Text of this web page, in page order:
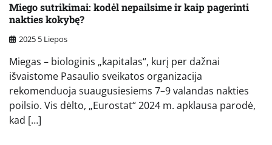
Miego sutrikimai: kodėl nepailsime ir kaip pagerinti
nakties kokybę?
2025 5 Liepos
Miegas – biologinis „kapitalas“, kurį per dažnai
išvaistome Pasaulio sveikatos organizacija
rekomenduoja suaugusiesiems 7–9 valandas nakties
poilsio. Vis dėlto, „Eurostat“ 2024 m. apklausa parodė,
kad […]